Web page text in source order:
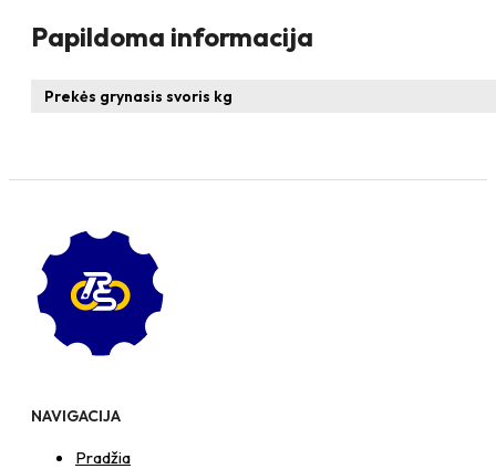
Papildoma informacija
Prekės grynasis svoris kg
NAVIGACIJA
Pradžia